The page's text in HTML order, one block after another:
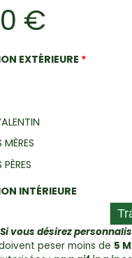
€
EXTÉRIEURE *
MÈRES
PÈRES
INTÉRIEURE
vous désirez
peser moins de 5